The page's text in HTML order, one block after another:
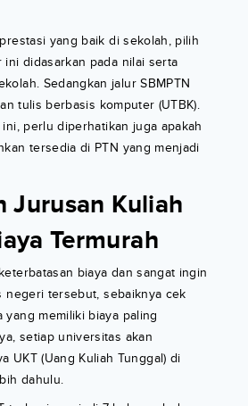
yang baik di sekolah, pilih
ini didasarkan pada nilai serta
Sedangkan jalur SBMPTN
tulis berbasis komputer (UTBK).
perlu diperhatikan juga apakah
tersedia di PTN yang menjadi
Jurusan Kuliah
Termurah
biaya dan sangat ingin
negeri tersebut, sebaiknya cek
yang memiliki biaya paling
setiap universitas akan
UKT (Uang Kuliah Tunggal) di
dahulu.